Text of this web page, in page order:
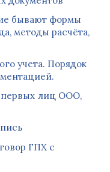
бывают формы
методы расчёта,
учета. Порядок
первых лиц ООО,
ГПХ с